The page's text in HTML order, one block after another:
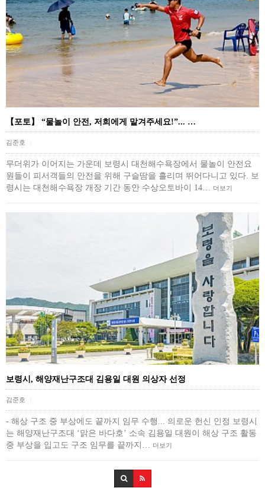
【포토】 “물놀이 안전, 저희에게 맡겨주세요!”... …
김준호
무더위가 이어지는 가운데 보령시 대천해수욕장에서 물놀이 안전요
원들이 피서객들의 안전을 위해 구슬땀을 흘리며 뛰어다니고 있다. 보
령시는 대천해수욕장 개장 기간 동안 수상오토바이 14… 더보기
보령시, 해양재난구조대 김용일 대원 의상자 선정
김준호
- 해상 구조 중 부상에도 끝까지 임무 수행... 의로운 헌신 인정 보령시
는 해양재난구조대 ‘맑은 바다호’ 소속 김용일 대원이 해상 구조 활동
중 부상을 입고도 구조 임무를 끝까지… 더보기